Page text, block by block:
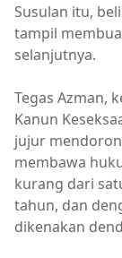
Susulan itu,
tampil
selanjutnya.
Tegas Azman,
Kanun
jujur
membawa
kurang dari
tahun, dan
dikenakan